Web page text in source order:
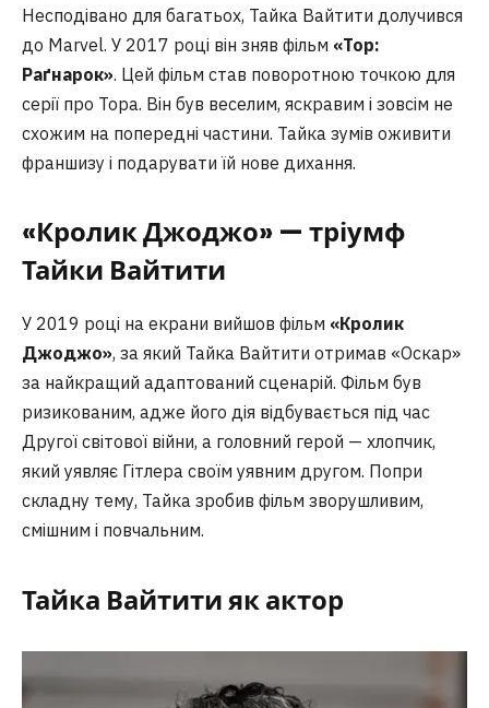
Несподівано для багатьох, Тайка Вайтити долучився
до Marvel. У 2017 році він зняв фільм «Тор:
Раґнарок». Цей фільм став поворотною точкою для
серії про Тора. Він був веселим, яскравим і зовсім не
схожим на попередні частини. Тайка зумів оживити
франшизу і подарувати їй нове дихання.
«Кролик Джоджо» — тріумф
Тайки Вайтити
У 2019 році на екрани вийшов фільм «Кролик
Джоджо», за який Тайка Вайтити отримав «Оскар»
за найкращий адаптований сценарій. Фільм був
ризикованим, адже його дія відбувається під час
Другої світової війни, а головний герой — хлопчик,
який уявляє Гітлера своїм уявним другом. Попри
складну тему, Тайка зробив фільм зворушливим,
смішним і повчальним.
Тайка Вайтити як актор